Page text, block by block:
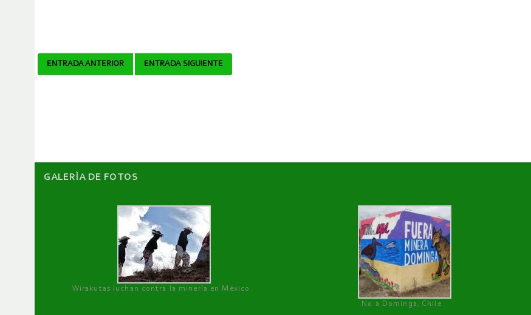
Navegador
ENTRADA ANTERIOR ENTRADA SIGUIENTE
GALERÌA DE FOTOS
Wirakutas luchan contra la minería en México
No a Dominga, Chile